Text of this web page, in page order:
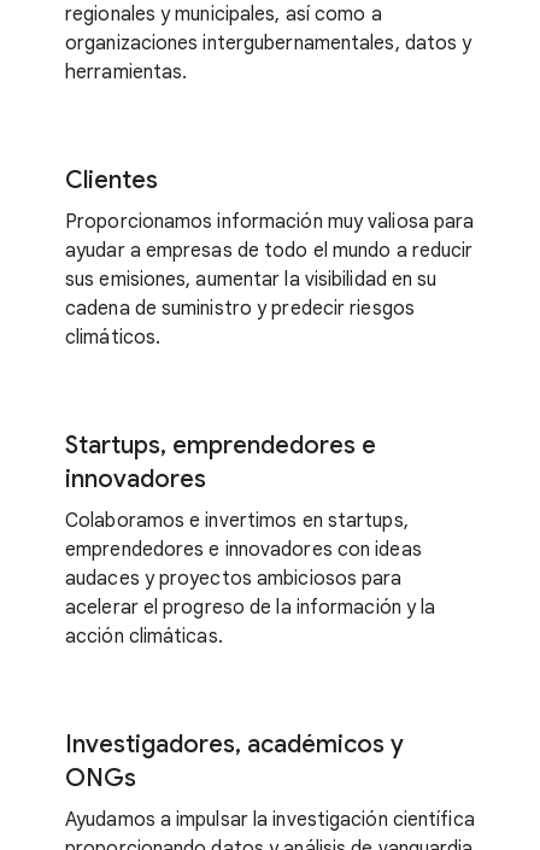
regionales y municipales, así como a
organizaciones intergubernamentales, datos y
herramientas.
Clientes
Proporcionamos información muy valiosa para
ayudar a empresas de todo el mundo a reducir
sus emisiones, aumentar la visibilidad en su
cadena de suministro y predecir riesgos
climáticos.
Startups, emprendedores e
innovadores
Colaboramos e invertimos en startups,
emprendedores e innovadores con ideas
audaces y proyectos ambiciosos para
acelerar el progreso de la información y la
acción climáticas.
Investigadores, académicos y
ONGs
Ayudamos a impulsar la investigación científica